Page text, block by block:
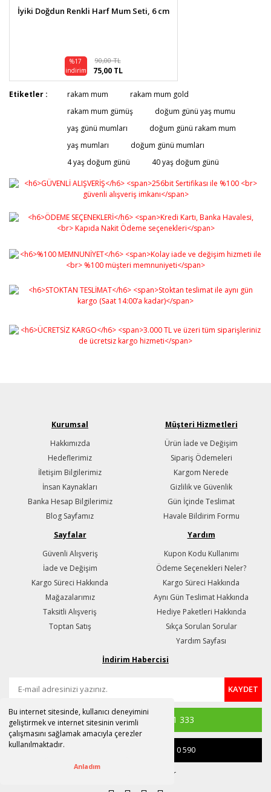
Bu internet sitesinde, kullanıcı deneyimini
geliştirmek ve internet sitesinin verimli
çalışmasını sağlamak amacıyla çerezler
kullanılmaktadır.
Anladım
İyiki Doğdun Renkli Harf Mum Seti, 6 cm
%17
indirim
90,00 TL
75,00 TL
Etiketler : rakam mum
rakam mum gold
rakam mum gümüş
doğum günü yaş mumu
yaş günü mumları
doğum günü rakam mum
yaş mumları
doğum günü mumları
4 yaş doğum günü
40 yaş doğum günü
Kurumsal
Hakkımızda
Hedeflerimiz
İletişim Bilgilerimiz
İnsan Kaynakları
Banka Hesap Bilgilerimiz
Blog Sayfamız
Müşteri Hizmetleri
Ürün İade ve Değişim
Sipariş Ödemeleri
Kargom Nerede
Gizlilik ve Güvenlik
Gün İçinde Teslimat
Havale Bildirim Formu
Sayfalar
Güvenli Alışveriş
İade ve Değişim
Kargo Süreci Hakkında
Mağazalarımız
Taksitli Alışveriş
Toptan Satış
Yardım
Kupon Kodu Kullanımı
Ödeme Seçenekleri Neler?
Kargo Süreci Hakkında
Aynı Gün Teslimat Hakkında
Hediye Paketleri Hakkında
Sıkça Sorulan Sorular
Yardım Sayfası
İndirim Habercisi
KAYDET
Whatsapp (0 530) 956 1 333
(0 850) 441 0 590
destek@susle.com.tr